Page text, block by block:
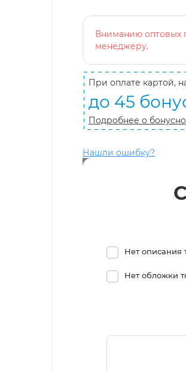
Вниманию оптовых
менеджеру.
При оплате картой,
до 45
Подробнее о
Нашли ошибку?
Нет описания
Нет обложки